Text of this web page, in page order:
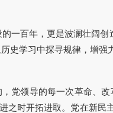
一百年，更是波澜壮阔
史学习中探寻规律，增强
党领导的每一次革命、
时开拓进取。党在新民